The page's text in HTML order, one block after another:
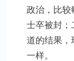
政治，比较
士卒被封；
道的结果，
一样。